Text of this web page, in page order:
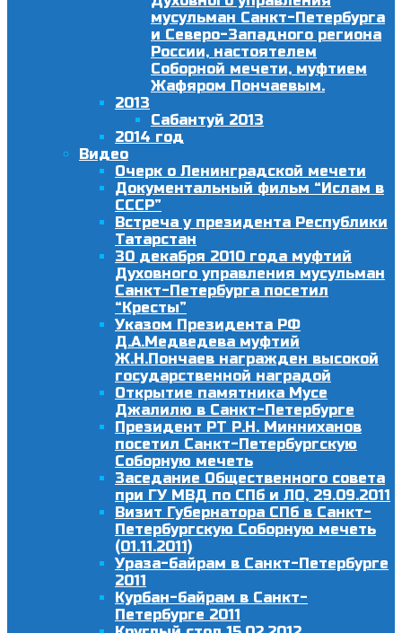
мусульман Санкт-Петербурга
и Северо-Западного региона
России, настоятелем
Соборной мечети, муфтием
Жафяром Пончаевым.
2013
Сабантуй 2013
2014 год
Видео
Очерк о Ленинградской мечети
Документальный фильм “Ислам в
СССР”
Встреча у президента Республики
Татарстан
30 декабря 2010 года муфтий
Духовного управления мусульман
Санкт-Петербурга посетил
“Кресты”
Указом Президента РФ
Д.А.Медведева муфтий
Ж.Н.Пончаев награжден высокой
государственной наградой
Открытие памятника Мусе
Джалилю в Санкт-Петербурге
Президент РТ Р.Н. Минниханов
посетил Санкт-Петербургскую
Соборную мечеть
Заседание Общественного совета
при ГУ МВД по СПб и ЛО, 29.09.2011
Визит Губернатора СПб в Санкт-
Петербургскую Соборную мечеть
(01.11.2011)
Ураза-байрам в Санкт-Петербурге
2011
Курбан-байрам в Санкт-
Петербурге 2011